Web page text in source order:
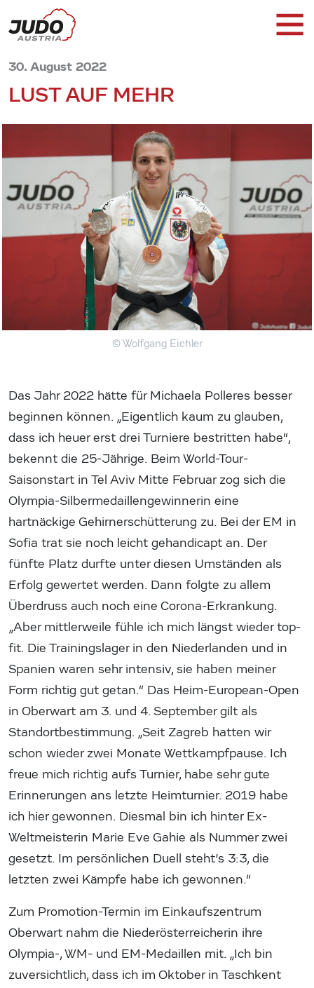
30. August 2022
LUST AUF MEHR
© Wolfgang Eichler
Das Jahr 2022 hätte für Michaela Polleres besser
beginnen können. „Eigentlich kaum zu glauben,
dass ich heuer erst drei Turniere bestritten habe“,
bekennt die 25-Jährige. Beim World-Tour-
Saisonstart in Tel Aviv Mitte Februar zog sich die
Olympia-Silbermedaillengewinnerin eine
hartnäckige Gehirnerschütterung zu. Bei der EM in
Sofia trat sie noch leicht gehandicapt an. Der
fünfte Platz durfte unter diesen Umständen als
Erfolg gewertet werden. Dann folgte zu allem
Überdruss auch noch eine Corona-Erkrankung.
„Aber mittlerweile fühle ich mich längst wieder top-
fit. Die Trainingslager in den Niederlanden und in
Spanien waren sehr intensiv, sie haben meiner
Form richtig gut getan.“ Das Heim-European-Open
in Oberwart am 3. und 4. September gilt als
Standortbestimmung. „Seit Zagreb hatten wir
schon wieder zwei Monate Wettkampfpause. Ich
freue mich richtig aufs Turnier, habe sehr gute
Erinnerungen ans letzte Heimturnier. 2019 habe
ich hier gewonnen. Diesmal bin ich hinter Ex-
Weltmeisterin Marie Eve Gahie als Nummer zwei
gesetzt. Im persönlichen Duell steht’s 3:3, die
letzten zwei Kämpfe habe ich gewonnen.“
Zum Promotion-Termin im Einkaufszentrum
Oberwart nahm die Niederösterreicherin ihre
Olympia-, WM- und EM-Medaillen mit. „Ich bin
zuversichtlich, dass ich im Oktober in Taschkent